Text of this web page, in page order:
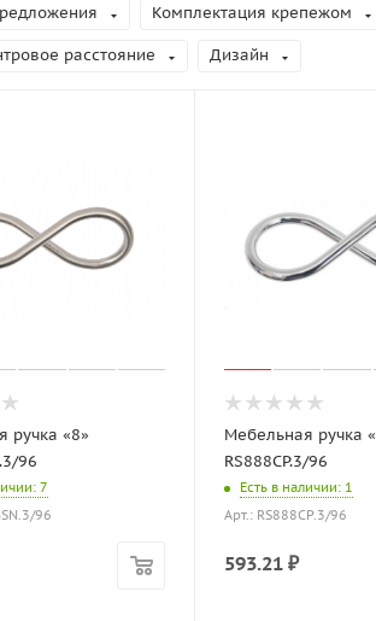
Комплектация крепежом
расстояние Дизайн
ручка «8»
96
: 7
96
Мебельная ручка
RS888CP.3/96
Есть в наличии: 1
Арт.: RS888CP.3/96
593.21 ₽